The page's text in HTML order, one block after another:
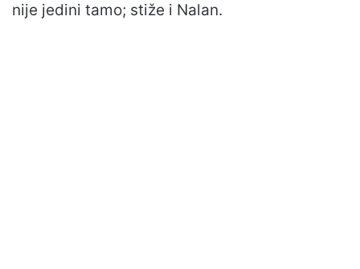
nije jedini tamo; stiže i Nalan.